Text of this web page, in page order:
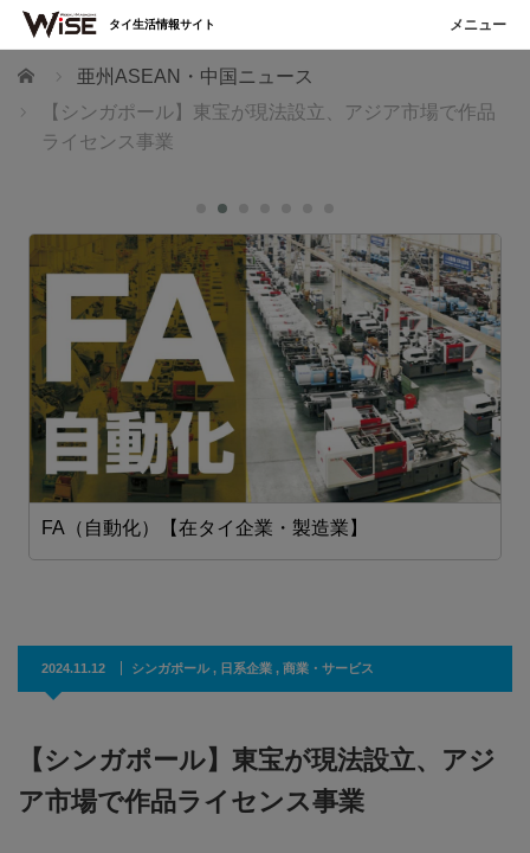
ホーム
亜州ASEAN・中国ニュース
【シンガポール】東宝が現法設立、アジア市場で作品
ライセンス事業
FA（自動化）【在タイ企業・製造業】
2024.11.12 シンガポール, 日系企業 , 商業・サービス
【シンガポール】東宝が現法設立、アジ
ア市場で作品ライセンス事業
タイ生活情報サイト